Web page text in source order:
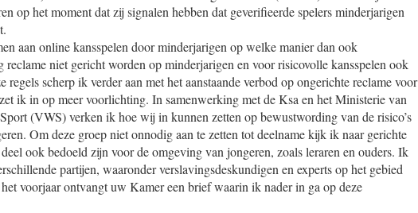
op het moment dat zij signalen hebben dat geverifieerde spelers minderjarigen
aan online kansspelen door minderjarigen op welke manier dan ook
reclame niet gericht worden op minderjarigen en voor risicovolle kansspelen ook
regels scherp ik verder aan met het aanstaande verbod op ongerichte reclame voor
ik in op meer voorlichting. In samenwerking met de Ksa en het Ministerie van
(VWS) verken ik hoe wij in kunnen zetten op bewustwording van de risico’s
Om deze groep niet onnodig aan te zetten tot deelname kijk ik naar gerichte
ook bedoeld zijn voor de omgeving van jongeren, zoals leraren en ouders. Ik
partijen, waaronder verslavingsdeskundigen en experts op het gebied
voorjaar ontvangt uw Kamer een brief waarin ik nader in ga op deze